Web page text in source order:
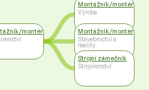
montér
Montážník/montér
Výroba
Montážník/montér
Stavebnictví a
reality
Strojní zámečník
Strojírenství